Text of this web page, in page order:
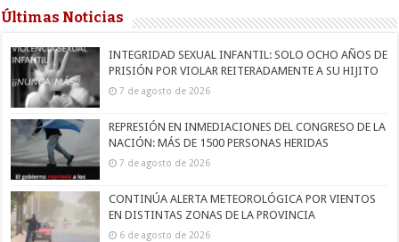
Últimas Noticias
INTEGRIDAD SEXUAL INFANTIL: SOLO OCHO AÑOS DE
PRISIÓN POR VIOLAR REITERADAMENTE A SU HIJITO
7 de agosto de 2026
REPRESIÓN EN INMEDIACIONES DEL CONGRESO DE LA
NACIÓN: MÁS DE 1500 PERSONAS HERIDAS
7 de agosto de 2026
CONTINÚA ALERTA METEOROLÓGICA POR VIENTOS
EN DISTINTAS ZONAS DE LA PROVINCIA
6 de agosto de 2026